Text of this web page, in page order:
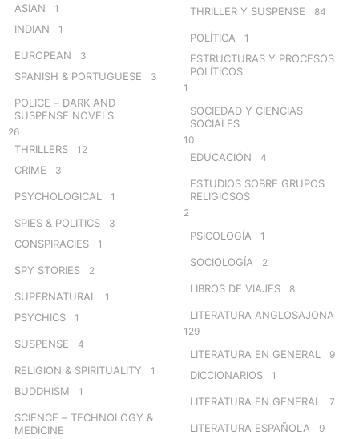
ASIAN 1
INDIAN 1
EUROPEAN 3
SPANISH & PORTUGUESE 3
POLICE – DARK AND
SUSPENSE NOVELS
26
THRILLERS 12
CRIME 3
PSYCHOLOGICAL 1
SPIES & POLITICS 3
CONSPIRACIES 1
SPY STORIES 2
SUPERNATURAL 1
PSYCHICS 1
SUSPENSE 4
RELIGION & SPIRITUALITY 1
BUDDHISM 1
SCIENCE – TECHNOLOGY &
MEDICINE
THRILLER Y SUSPENSE 84
POLÍTICA 1
ESTRUCTURAS Y PROCESOS
POLÍTICOS
1
SOCIEDAD Y CIENCIAS
SOCIALES
10
EDUCACIÓN 4
ESTUDIOS SOBRE GRUPOS
RELIGIOSOS
2
PSICOLOGÍA 1
SOCIOLOGÍA 2
LIBROS DE VIAJES 8
LITERATURA ANGLOSAJONA
129
LITERATURA EN GENERAL 9
DICCIONARIOS 1
LITERATURA EN GENERAL 7
LITERATURA ESPAÑOLA 9